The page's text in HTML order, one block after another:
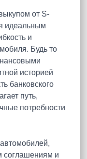
от S-
идеальным
и
Будь то
историей
банковского
путь,
потребности
соглашениям и